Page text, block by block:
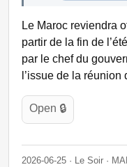
Le Maroc reviendra
partir de la fin de
par le chef du
l’issue de la
Open 🔒
2026-06-25 · Le Soir ·